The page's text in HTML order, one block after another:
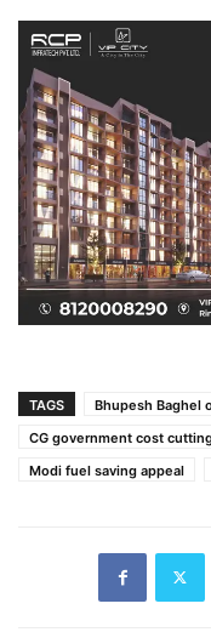
TAGS Bhupesh Baghel
CG government cost
Modi fuel saving appeal